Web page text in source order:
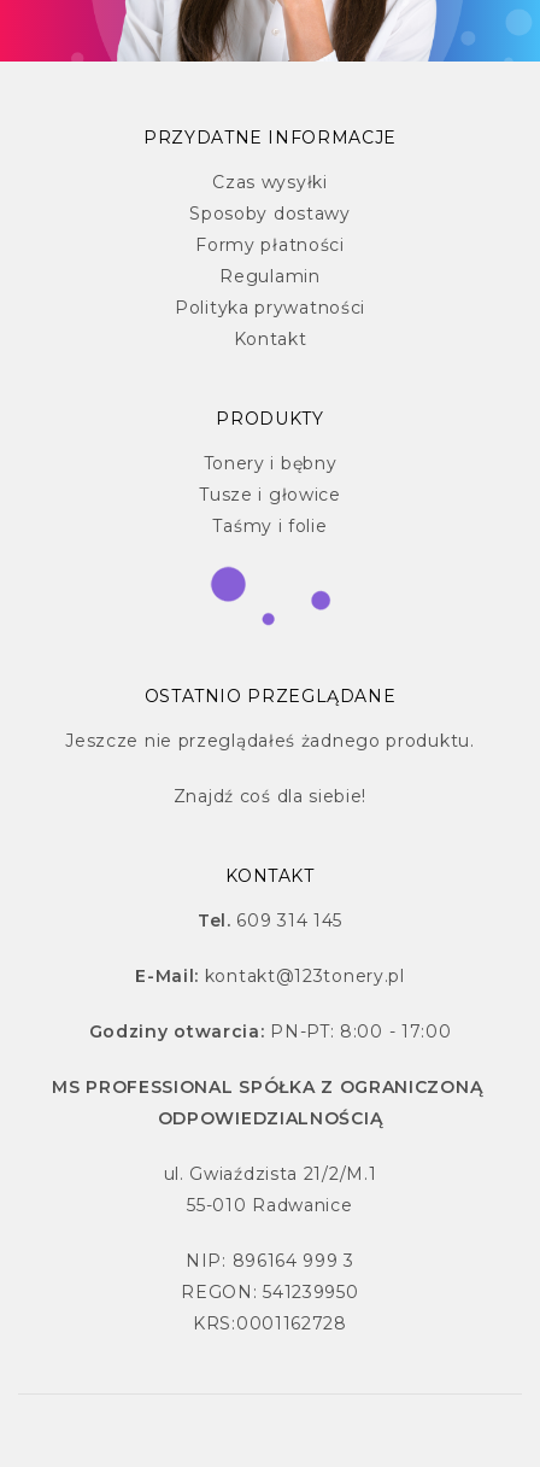
PRZYDATNE INFORMACJE
Czas wysyłki
Sposoby dostawy
Formy płatności
Regulamin
Polityka prywatności
Kontakt
PRODUKTY
Tonery i bębny
Tusze i głowice
Taśmy i folie
OSTATNIO PRZEGLĄDANE
Jeszcze nie przeglądałeś żadnego produktu.
Znajdź coś dla siebie!
KONTAKT
Tel. 609 314 145
E-Mail: kontakt@123tonery.pl
Godziny otwarcia: PN-PT: 8:00 - 17:00
MS PROFESSIONAL SPÓŁKA Z OGRANICZONĄ
ODPOWIEDZIALNOŚCIĄ
ul. Gwiaździsta 21/2/M.1
55-010 Radwanice
NIP: 896164 999 3
REGON: 541239950
KRS:0001162728